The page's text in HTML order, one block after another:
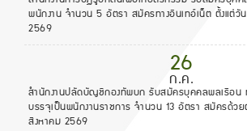
พนักงาน จำนวน 5 อัตรา สมัครทางอินเทอ์เน็ต ตั้งแต่
2569
26
ก.ค.
สำนักงานปลัดบัญชีกองทัพบก รับสมัครบุคคลพลเรือน
บรรจุเป็นพนักงานราชการ จำนวน 13 อัตรา สมัครด้ว
สิงหาคม 2569